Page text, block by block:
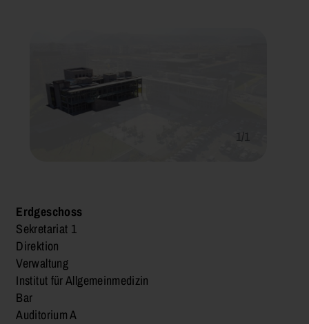
1/1
Erdgeschoss
Sekretariat 1
Direktion
Verwaltung
Institut für Allgemeinmedizin
Bar
Auditorium A